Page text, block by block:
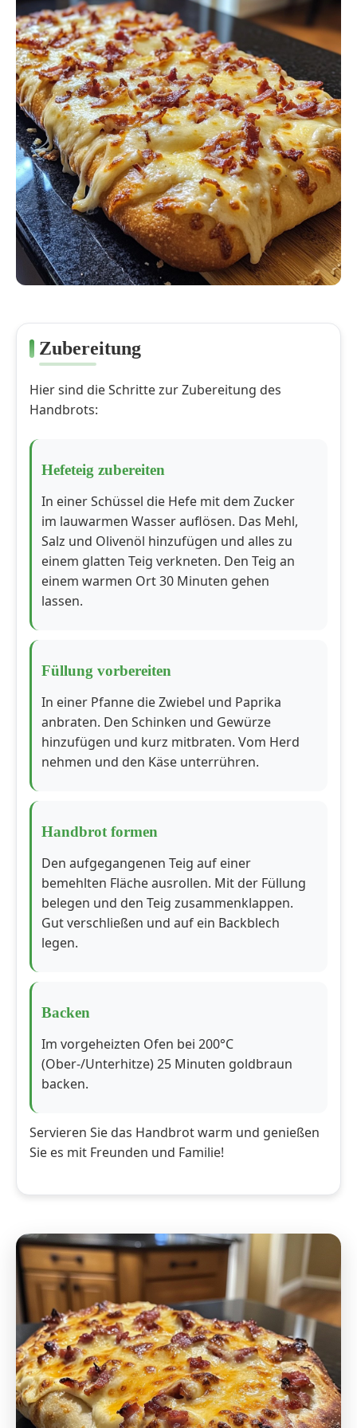
Zubereitung
Hier sind die Schritte zur Zubereitung des
Handbrots:
Hefeteig zubereiten
In einer Schüssel die Hefe mit dem Zucker
im lauwarmen Wasser auflösen. Das Mehl,
Salz und Olivenöl hinzufügen und alles zu
einem glatten Teig verkneten. Den Teig an
einem warmen Ort 30 Minuten gehen
lassen.
Füllung vorbereiten
In einer Pfanne die Zwiebel und Paprika
anbraten. Den Schinken und Gewürze
hinzufügen und kurz mitbraten. Vom Herd
nehmen und den Käse unterrühren.
Handbrot formen
Den aufgegangenen Teig auf einer
bemehlten Fläche ausrollen. Mit der Füllung
belegen und den Teig zusammenklappen.
Gut verschließen und auf ein Backblech
legen.
Backen
Im vorgeheizten Ofen bei 200°C
(Ober-/Unterhitze) 25 Minuten goldbraun
backen.
Servieren Sie das Handbrot warm und genießen
Sie es mit Freunden und Familie!